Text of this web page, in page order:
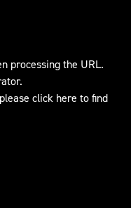
processing the URL.
click here to find